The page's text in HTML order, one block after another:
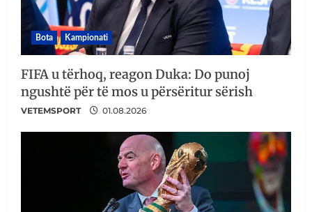
Bota Kampionati
FIFA u tërhoq, reagon Duka: Do punoj
ngushtë për të mos u përsëritur sërish
VETEMSPORT 01.08.2026